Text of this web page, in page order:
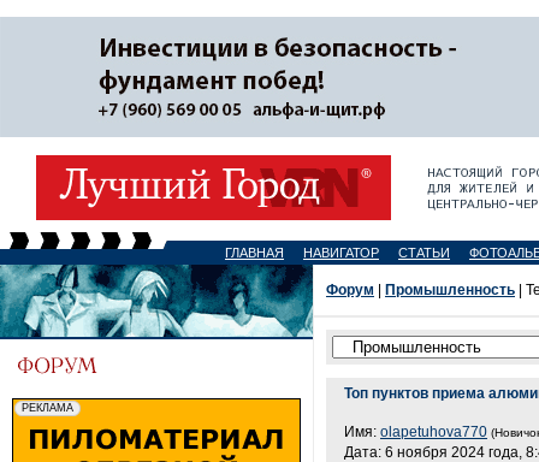
ГЛАВНАЯ НАВИГАТОР СТАТЬИ
Форум Промышленность |
Топ пунктов приема
Имя: olapetuhova770
Дата: 6 ноября 2024 года,